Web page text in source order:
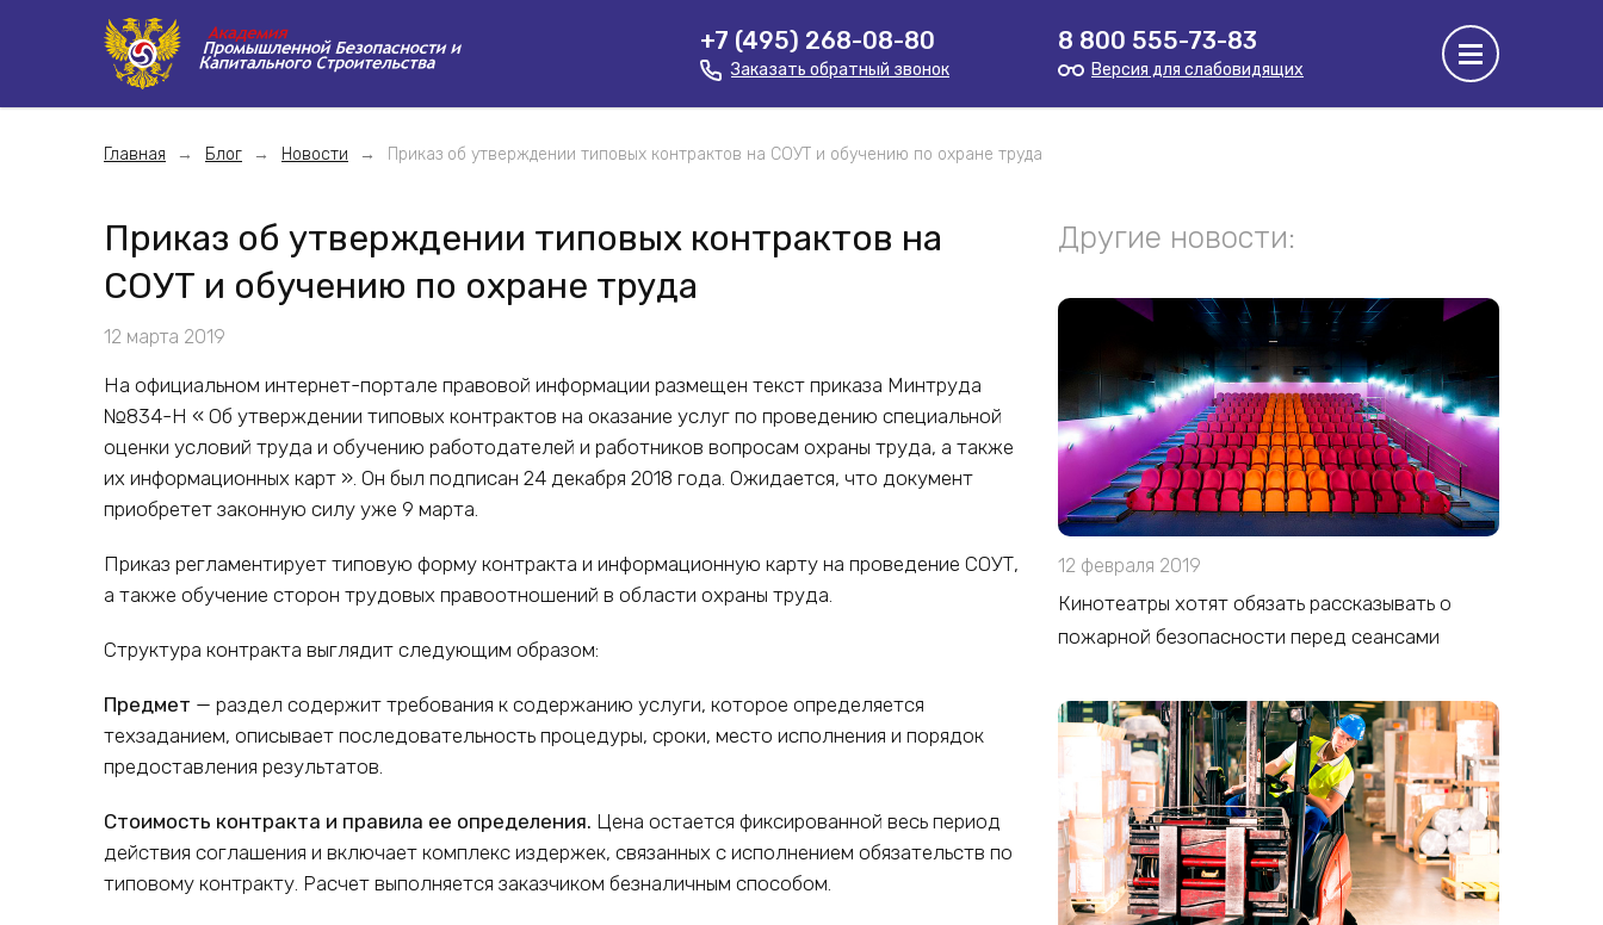
+7 (495) 268-08-80
Заказать обратный звонок
8 800 555-73-83
Версия для слабовидящих
Главная Блог Новости Приказ об утверждении типовых контрактов на СОУТ и обучению по охране труда
Приказ об утверждении типовых контрактов на
СОУТ и обучению по охране труда
12 марта 2019
На официальном интернет-портале правовой информации размещен текст приказа Минтруда
№834-Н « Об утверждении типовых контрактов на оказание услуг по проведению специальной
оценки условий труда и обучению работодателей и работников вопросам охраны труда, а также
их информационных карт ». Он был подписан 24 декабря 2018 года. Ожидается, что документ
приобретет законную силу уже 9 марта.
Приказ регламентирует типовую форму контракта и информационную карту на проведение СОУТ,
а также обучение сторон трудовых правоотношений в области охраны труда.
Структура контракта выглядит следующим образом:
Предмет — раздел содержит требования к содержанию услуги, которое определяется
техзаданием, описывает последовательность процедуры, сроки, место исполнения и порядок
предоставления результатов.
Стоимость контракта и правила ее определения. Цена остается фиксированной весь период
действия соглашения и включает комплекс издержек, связанных с исполнением обязательств по
типовому контракту. Расчет выполняется заказчиком безналичным способом.
Другие новости:
12 февраля 2019
Кинотеатры хотят обязать рассказывать о
пожарной безопасности перед сеансами